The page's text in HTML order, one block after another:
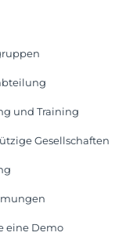
und Training
Gesellschaften
eine Demo